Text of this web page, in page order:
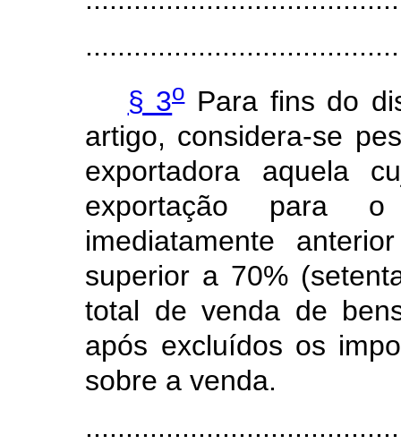
§ 3oPara fins do
artigo, considera-se
exportadora aquela
exportação para o
imediatamente
superior a 70%
total de venda de
após excluídos os
sobre a venda.